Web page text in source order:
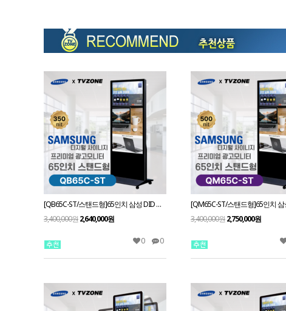
[QB65C-ST/스탠드형]65인치 삼성 DID 스탠드형 광고용모니터/ 삼성디지털사이니지 키오스크
3,400,000원2,640,000원
0 0
3,400,000원2,750,000원